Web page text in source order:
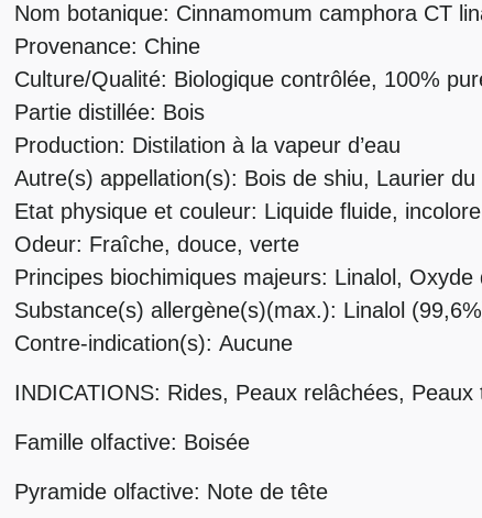
Nom botanique: Cinnamomum camphora CT
Provenance: Chine
Culture/Qualité: Biologique contrôlée, 100%
Partie distillée: Bois
Production: Distilation à la vapeur d’eau
Autre(s) appellation(s): Bois de shiu, Laurier du
Etat physique et couleur: Liquide fluide,
Odeur: Fraîche, douce, verte
Principes biochimiques majeurs: Linalol, Oxyde
Substance(s) allergène(s)(max.): Linalol
Contre-indication(s): Aucune
INDICATIONS: Rides, Peaux relâchées, Peaux
Famille olfactive: Boisée
Pyramide olfactive: Note de tête